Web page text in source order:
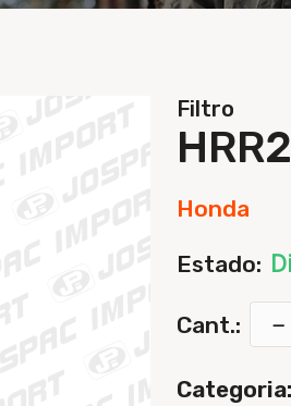
Filtro
Honda
Estado:
Cant.:
Categoria: